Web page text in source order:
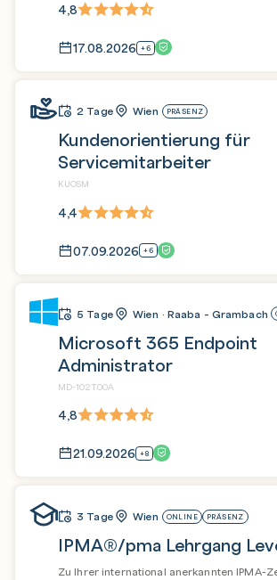
4,8
17.08.2026 +6
2 Tage Wien PRÄSENZ
Kundenorientierung für
Servicemitarbeiter
KUOSM
4,4
07.09.2026 +6
5 Tage Wien · Raaba - Grambach
Microsoft 365 Endpoint
Administrator
MD-102T00A
4,8
21.09.2026 +8
3 Tage Wien ONLINE PRÄSENZ
IPMA®/pma Lehrgang
Zu Ihrer international anerkannten IPMA-